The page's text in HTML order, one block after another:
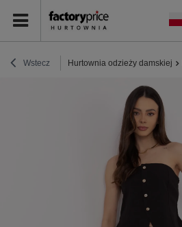
Wstecz Hurtownia odzieży damskiej